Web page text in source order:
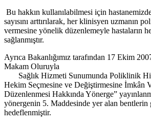
Bu hakkın kullanılabilmesi için
sayısını arttırılarak, her klinisyen uzmanın
vermesine yönelik düzenlemeyle hastaların
sağlanmıştır.
Ayrıca Bakanlığımız tarafından 17 Ekim
Makam Oluruyla
Sağlık Hizmeti Sunumunda Poliklinik
Hekim Seçmesine ve Değiştirmesine İmkân
Düzenlenmesi Hakkında Yönerge”
yönergenin 5. Maddesinde yer alan bentlerin
hedeflenmiştir.